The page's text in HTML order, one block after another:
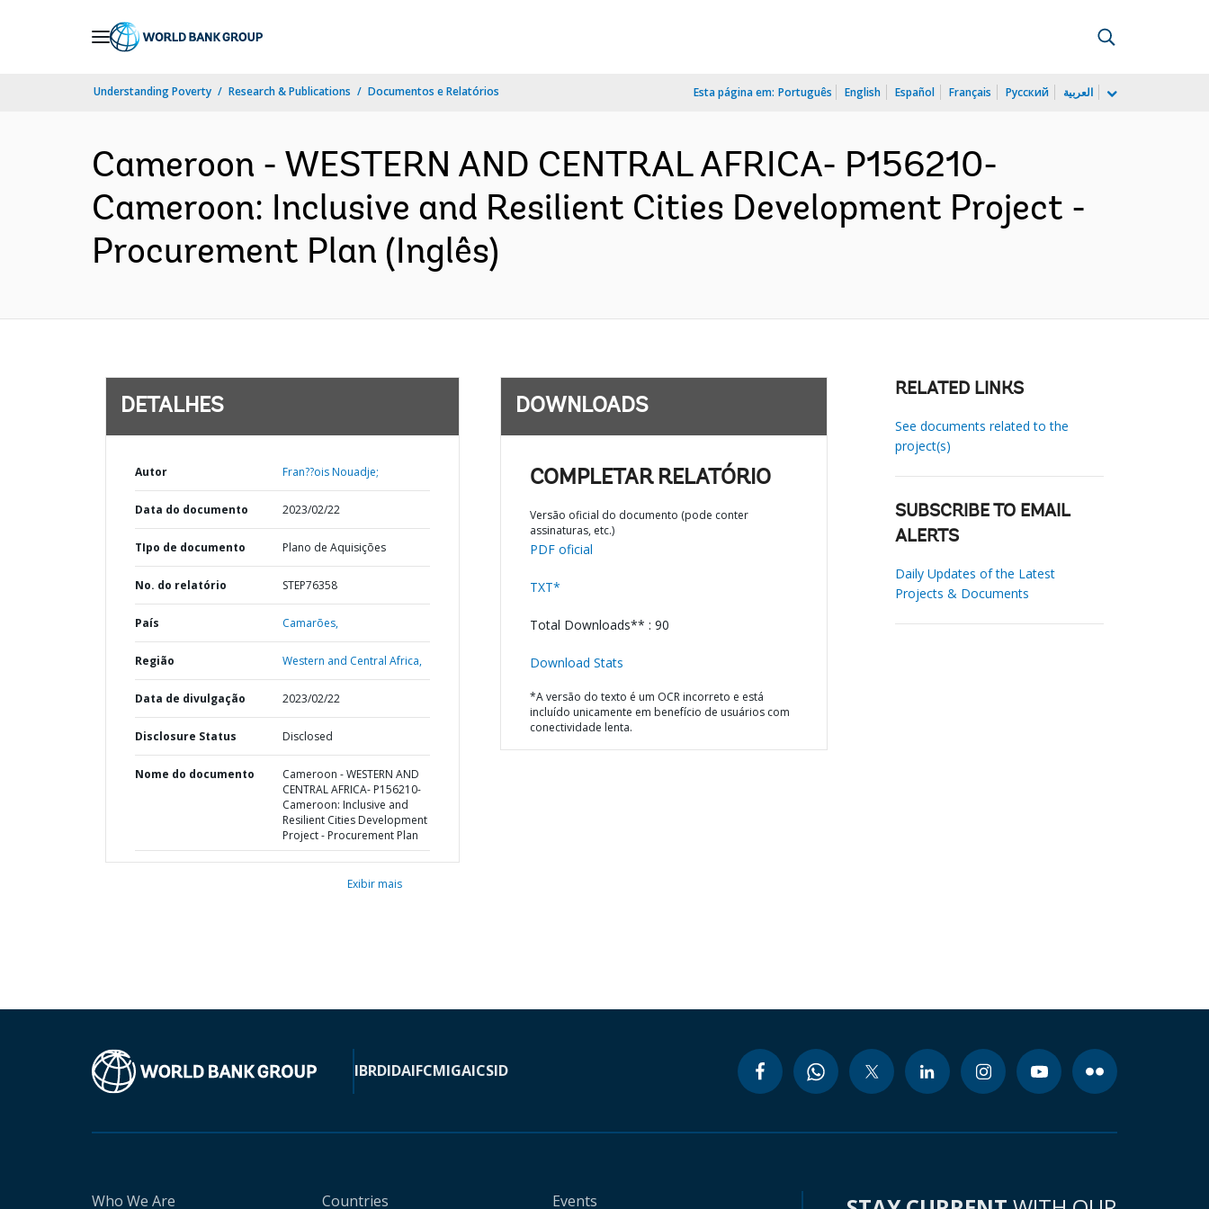
Understanding Poverty Research & Publications Documentos e Relatórios Esta página em: Português English Español Français Русский العربية
Cameroon - WESTERN AND CENTRAL AFRICA- P156210-
Cameroon: Inclusive and Resilient Cities Development Project -
Procurement Plan (Inglês)
DETALHES
Autor Fran??ois Nouadje;
Data do documento 2023/02/22
TIpo de documento Plano de Aquisições
No. do relatório STEP76358
País Camarões,
Região Western and Central Africa,
Data de divulgação 2023/02/22
Disclosure Status Disclosed
Nome do documento
Cameroon - WESTERN AND
CENTRAL AFRICA- P156210-
Cameroon: Inclusive and
Resilient Cities Development
Project - Procurement Plan
Exibir mais
DOWNLOADS
COMPLETAR RELATÓRIO
Versão oficial do documento (pode conter
assinaturas, etc.)
PDF oficial
TXT*
Total Downloads** : 90
Download Stats
*A versão do texto é um OCR incorreto e está
incluído unicamente em benefício de usuários com
conectividade lenta.
RELATED LINKS
See documents related to the
project(s)
SUBSCRIBE TO EMAIL
ALERTS
Daily Updates of the Latest
Projects & Documents
IBRDIDAIFCMIGAICSID
Who We Are Countries Events